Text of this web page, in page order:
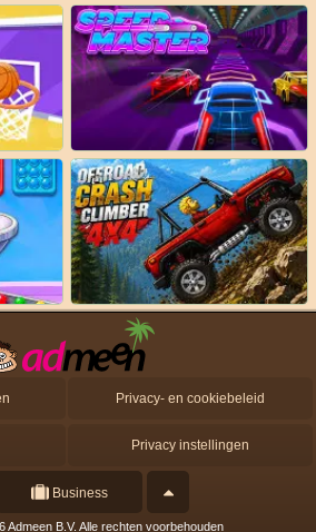
Privacy- en cookiebeleid
Privacy instellingen
Business
Admeen B.V. Alle rechten voorbehouden